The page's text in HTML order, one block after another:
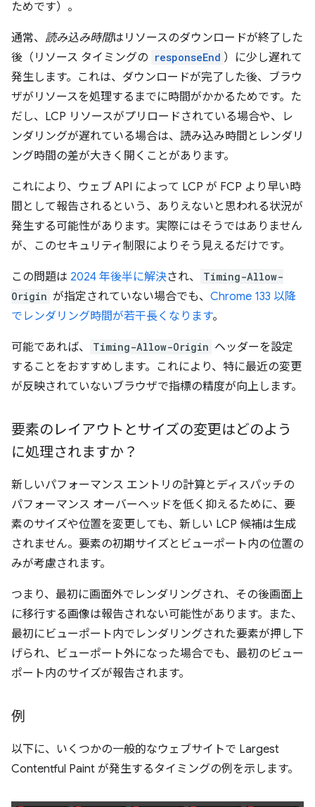
ためです）。
通常、 読み込み時間はリソースのダウンロードが終了した
後（リソース タイミングの responseEnd ）に少し遅れて
発生します。これは、ダウンロードが完了した後、ブラウ
ザがリソースを処理するまでに時間がかかるためです。た
だし、LCP リソースがプリロードされている場合や、レ
ンダリングが遅れている場合は、読み込み時間とレンダリ
ング時間の差が大きく開くことがあります。
これにより、ウェブ API によって LCP が FCP より早い時
間として報告されるという、ありえないと思われる状況が
発生する可能性があります。実際にはそうではありません
が、このセキュリティ制限によりそう見えるだけです。
この問題は 2024 年後半に解決され、
Timing-Allow-
Origin が指定されていない場合でも、 Chrome 133 以降
でレンダリング時間が若干長くなります。
可能であれば、 Timing-Allow-Origin ヘッダーを設定
することをおすすめします。これにより、特に最近の変更
が反映されていないブラウザで指標の精度が向上します。
要素のレイアウトとサイズの変更はどのよう
に処理されますか？
新しいパフォーマンス エントリの計算とディスパッチの
パフォーマンス オーバーヘッドを低く抑えるために、要
素のサイズや位置を変更しても、新しい LCP 候補は生成
されません。要素の初期サイズとビューポート内の位置の
みが考慮されます。
つまり、最初に画面外でレンダリングされ、その後画面上
に移行する画像は報告されない可能性があります。また、
最初にビューポート内でレンダリングされた要素が押し下
げられ、ビューポート外になった場合でも、最初のビュー
ポート内のサイズが報告されます。
例
以下に、いくつかの一般的なウェブサイトで Largest
Contentful Paint が発生するタイミングの例を示します。